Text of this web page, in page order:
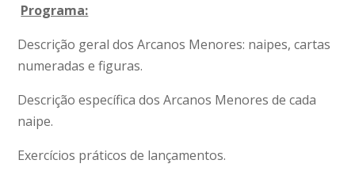
Programa:
Descrição geral dos Arcanos Menores: naipes, cartas
numeradas e figuras.
Descrição específica dos Arcanos Menores de cada
naipe.
Exercícios práticos de lançamentos.